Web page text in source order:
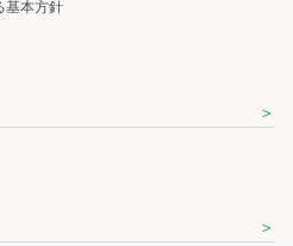
基本方針